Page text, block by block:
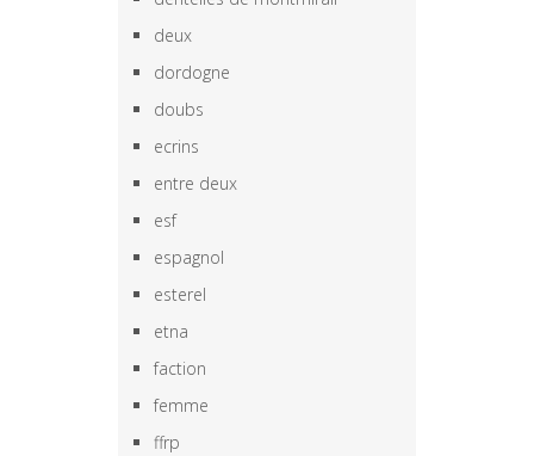
deux
dordogne
doubs
ecrins
entre deux
esf
espagnol
esterel
etna
faction
femme
ffrp